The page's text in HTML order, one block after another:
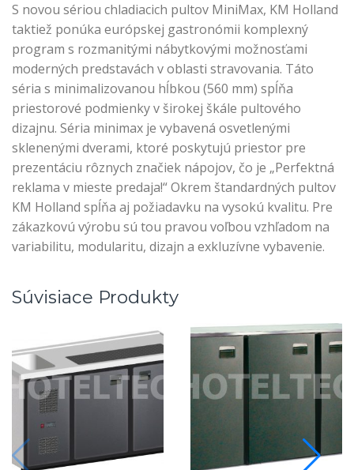
S novou sériou chladiacich pultov MiniMax, KM Holland
taktiež ponúka európskej gastronómii komplexný
program s rozmanitými nábytkovými možnosťami
moderných predstavách v oblasti stravovania. Táto
séria s minimalizovanou hĺbkou (560 mm) spĺňa
priestorové podmienky v širokej škále pultového
dizajnu. Séria minimax je vybavená osvetlenými
sklenenými dverami, ktoré poskytujú priestor pre
prezentáciu rôznych značiek nápojov, čo je „Perfektná
reklama v mieste predaja!“ Okrem štandardných pultov
KM Holland spĺňa aj požiadavku na vysokú kvalitu. Pre
zákazkovú výrobu sú tou pravou voľbou vzhľadom na
variabilitu, modularitu, dizajn a exkluzívne vybavenie.
Súvisiace Produkty